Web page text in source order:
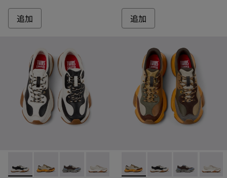
追加 追加
Twins - K101068-011 - ツインズ レザースニーカー メンズ
Twins - K101068-012 - ツインズ レザースニーカー
Twins - K101068-008
Twins - K101068-002
Twins - K101068-001
Twins - K101068-012 - ツ
Twins - K101068-
Twins -Twins